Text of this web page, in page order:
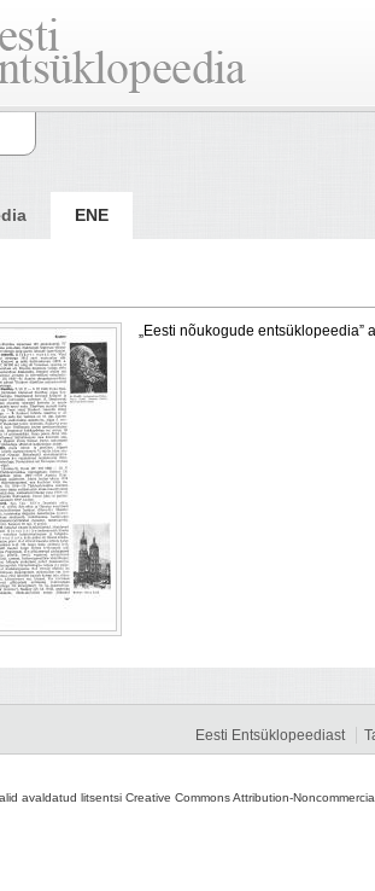
ENE
„Eesti nõukogude entsüklopeedia”
Eesti Entsüklopeediast
avaldatud litsentsi Creative Commons Attribution-